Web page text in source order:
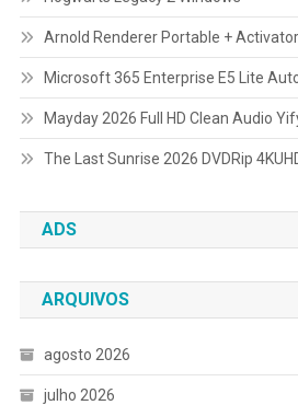
Arnold Renderer Portable +
Microsoft 365 Enterprise E5 Lite
Mayday 2026 Full HD Clean Audio
The Last Sunrise 2026 DVDRip
ADS
ARQUIVOS
agosto 2026
julho 2026